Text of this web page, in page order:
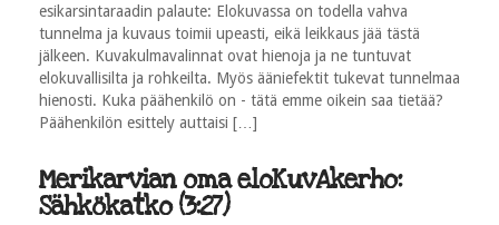
esikarsintaraadin palaute: Elokuvassa on todella vahva
tunnelma ja kuvaus toimii upeasti, eikä leikkaus jää tästä
jälkeen. Kuvakulmavalinnat ovat hienoja ja ne tuntuvat
elokuvallisilta ja rohkeilta. Myös ääniefektit tukevat tunnelmaa
hienosti. Kuka päähenkilö on - tätä emme oikein saa tietää?
Päähenkilön esittely auttaisi […]
Merikarvian oma eloKuvAkerho:
Sähkökatko (3:27)